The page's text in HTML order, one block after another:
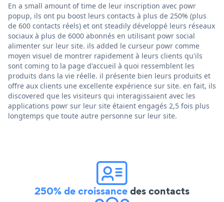
En a small amount of time de leur inscription avec powr
popup, ils ont pu boost leurs contacts à plus de 250% (plus
de 600 contacts réels) et ont steadily développé leurs réseaux
sociaux à plus de 6000 abonnés en utilisant powr social
alimenter sur leur site. ils added le curseur powr comme
moyen visuel de montrer rapidement à leurs clients qu'ils
sont coming to la page d'accueil à quoi ressemblent les
produits dans la vie réelle. il présente bien leurs produits et
offre aux clients une excellente expérience sur site. en fait, ils
discovered que les visiteurs qui interagissaient avec les
applications powr sur leur site étaient engagés 2,5 fois plus
longtemps que toute autre personne sur leur site.
250% de croissancedes contacts